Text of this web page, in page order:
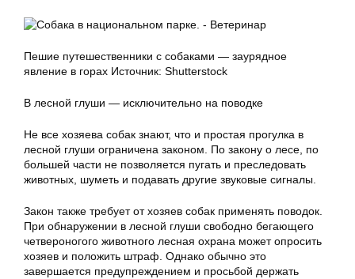
Пешие путешественники с собаками — заурядное
явление в горах Источник: Shutterstock
В лесной глуши — исключительно на поводке
Не все хозяева собак знают, что и простая прогулка в
лесной глуши ограничена законом. По закону о лесе, по
большей части не позволяется пугать и преследовать
животных, шуметь и подавать другие звуковые сигналы.
Закон также требует от хозяев собак применять поводок.
При обнаружении в лесной глуши свободно бегающего
четвероногого животного лесная охрана может опросить
хозяев и положить штраф. Однако обычно это
завершается предупреждением и просьбой держать